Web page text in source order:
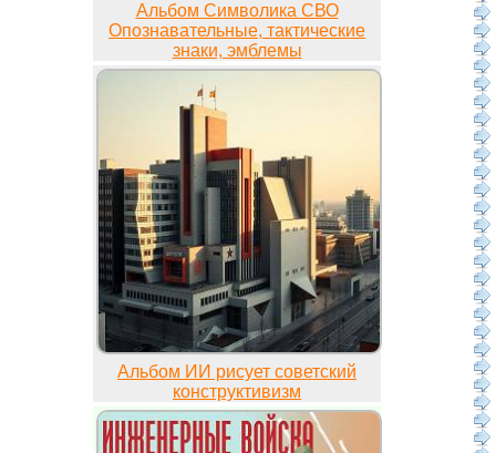
Альбом Символика СВО
Опознавательные, тактические
знаки, эмблемы
Альбом ИИ рисует советский
конструктивизм